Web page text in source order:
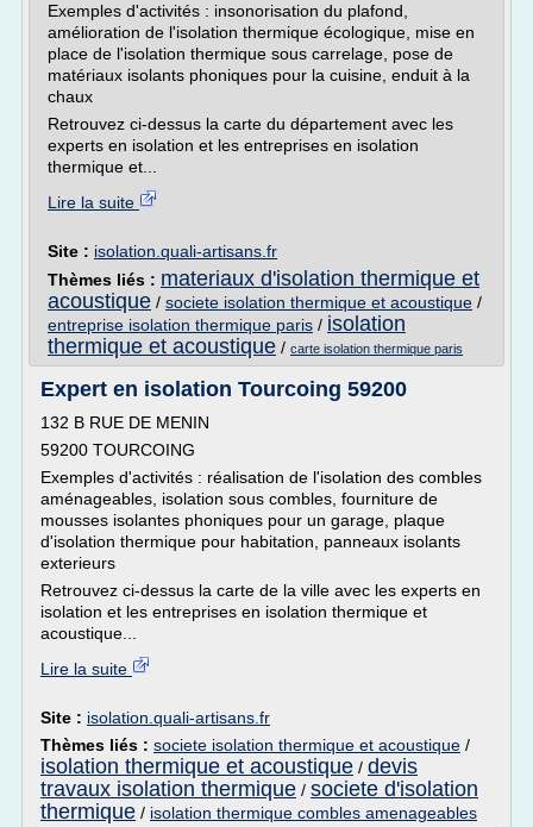
Exemples d'activités : insonorisation du plafond,
amélioration de l'isolation thermique écologique, mise en
place de l'isolation thermique sous carrelage, pose de
matériaux isolants phoniques pour la cuisine, enduit à la
chaux
Retrouvez ci-dessus la carte du département avec les
experts en isolation et les entreprises en isolation
thermique et...
Lire la suite
Site : isolation.quali-artisans.fr
Thèmes liés : materiaux d'isolation thermique et
acoustique / societe isolation thermique et acoustique /
entreprise isolation thermique paris / isolation
thermique et acoustique / carte isolation thermique paris
Expert en isolation Tourcoing 59200
132 B RUE DE MENIN
59200 TOURCOING
Exemples d'activités : réalisation de l'isolation des combles
aménageables, isolation sous combles, fourniture de
mousses isolantes phoniques pour un garage, plaque
d'isolation thermique pour habitation, panneaux isolants
exterieurs
Retrouvez ci-dessus la carte de la ville avec les experts en
isolation et les entreprises en isolation thermique et
acoustique...
Lire la suite
Site : isolation.quali-artisans.fr
Thèmes liés : societe isolation thermique et acoustique /
isolation thermique et acoustique / devis
travaux isolation thermique / societe d'isolation
thermique / isolation thermique combles amenageables